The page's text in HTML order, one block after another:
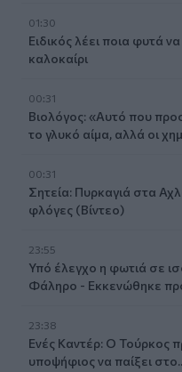
01:30
Ειδικός λέει ποια φυτά
καλοκαίρι
00:31
Βιολόγος: «Αυτό που
το γλυκό αίμα, αλλά οι
00:31
Σητεία: Πυρκαγιά στα
φλόγες (Βίντεο)
23:55
Υπό έλεγχο η φωτιά σε
Φάληρο - Εκκενώθηκε
23:38
Ενές Καντέρ: Ο Τούρκος
υποψήφιος να παίξει